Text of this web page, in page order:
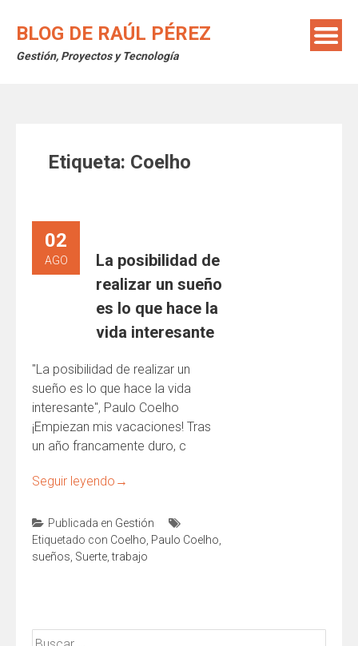
BLOG DE RAÚL PÉREZ
Gestión, Proyectos y Tecnología
Etiqueta: Coelho
02
AGO
La posibilidad de
realizar un sueño
es lo que hace la
vida interesante
"La posibilidad de realizar un
sueño es lo que hace la vida
interesante", Paulo Coelho
¡Empiezan mis vacaciones! Tras
un año francamente duro, c
Seguir leyendo →
Publicada en Gestión
Etiquetado con Coelho Paulo Coelho
sueños Suerte ,trabajo
Buscar: